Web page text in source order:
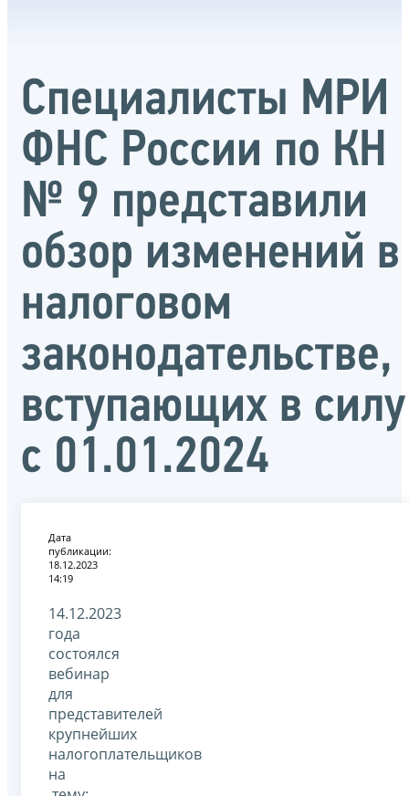
Специалисты МРИ
ФНС России по КН
№ 9 представили
обзор изменений в
налоговом
законодательстве,
вступающих в силу
с 01.01.2024
Дата
публикации:
18.12.2023
14:19
14.12.2023
года
состоялся
вебинар
для
представителей
крупнейших
налогоплательщиков
на